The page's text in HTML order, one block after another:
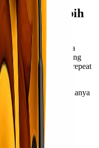
2026 Lebih
penjualan, tapi juga
Ketika barang
pelanggan puas, repeat
Ramadan bukan hanya
bisnis kamu.